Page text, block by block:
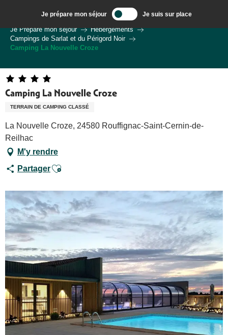
contenu
principal
Je prépare mon séjour Je suis sur place
Bienvenue à Sarlat, Capitale du Périgord Noir
Je Prépare mon séjour
Hébergements
Campings de Sarlat et du Périgord Noir
Camping La Nouvelle Croze
Camping La Nouvelle Croze
TERRAIN DE CAMPING CLASSÉ
La Nouvelle Croze, 24580 Rouffignac-Saint-Cernin-de-
Reilhac
M'y rendre
PartagerAjouter aux favoris